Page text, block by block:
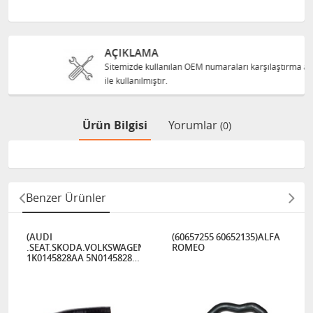
AÇIKLAMA
Sitemizde kullanılan OEM numaraları karşılaştırma amacı
ile kullanılmıştır.
Ürün Bilgisi Yorumlar (0)
Benzer Ürünler
(AUDI
.SEAT.SKODA.VOLKSWAGEN)1K0145828T
1K0145828AA 5N0145828E
(60657255 60652135)ALFA
ROMEO